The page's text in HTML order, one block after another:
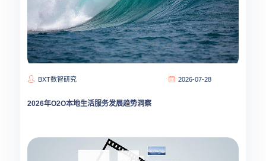
BXT数智研究 2026-07-28
2026年O2O本地生活服务发展趋势洞察